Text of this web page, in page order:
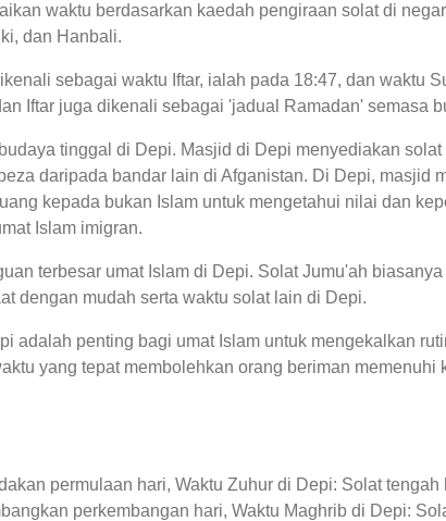
waktu berdasarkan kaedah pengiraan solat di
dan Hanbali.
sebagai waktu Iftar, ialah pada 18:47, dan waktu
Iftar juga dikenali sebagai 'jadual Ramadan' semasa
tinggal di Depi. Masjid di Depi menyediakan
daripada bandar lain di Afganistan. Di Depi, masjid
kepada bukan Islam untuk mengetahui nilai dan
Islam imigran.
terbesar umat Islam di Depi. Solat Jumu'ah
dengan mudah serta waktu solat lain di Depi.
adalah penting bagi umat Islam untuk mengekalkan
yang tepat membolehkan orang beriman memenuhi
permulaan hari, Waktu Zuhur di Depi: Solat
perkembangan hari, Waktu Maghrib di Depi: